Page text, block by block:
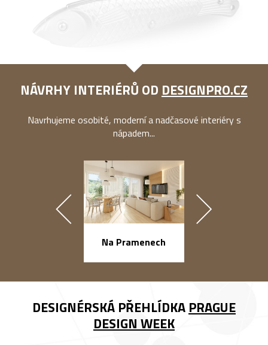
NÁVRHY INTERIÉRŮ OD DESIGNPRO.CZ
Navrhujeme osobité, moderní a nadčasové interiéry s
nápadem...
Na Pramenech
DESIGNÉRSKÁ PŘEHLÍDKA PRAGUE
DESIGN WEEK